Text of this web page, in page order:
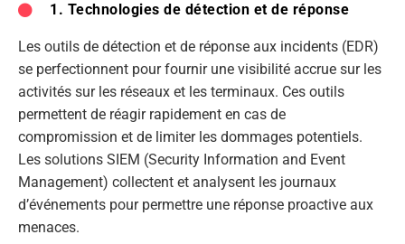
1. Technologies de détection et de réponse
Les outils de détection et de réponse aux incidents (EDR)
se perfectionnent pour fournir une visibilité accrue sur les
activités sur les réseaux et les terminaux. Ces outils
permettent de réagir rapidement en cas de
compromission et de limiter les dommages potentiels.
Les solutions SIEM (Security Information and Event
Management) collectent et analysent les journaux
d’événements pour permettre une réponse proactive aux
menaces.